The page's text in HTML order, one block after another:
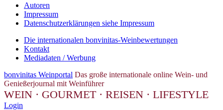
Autoren
Impressum
Datenschutzerklärungen siehe Impressum
Die internationalen bonvinitas-Weinbewertungen
Kontakt
Mediadaten / Werbung
bonvinitas Weinportal Das große internationale online Wein- und
Genießerjournal mit Weinführer
WEIN · GOURMET · REISEN · LIFESTYLE
Login